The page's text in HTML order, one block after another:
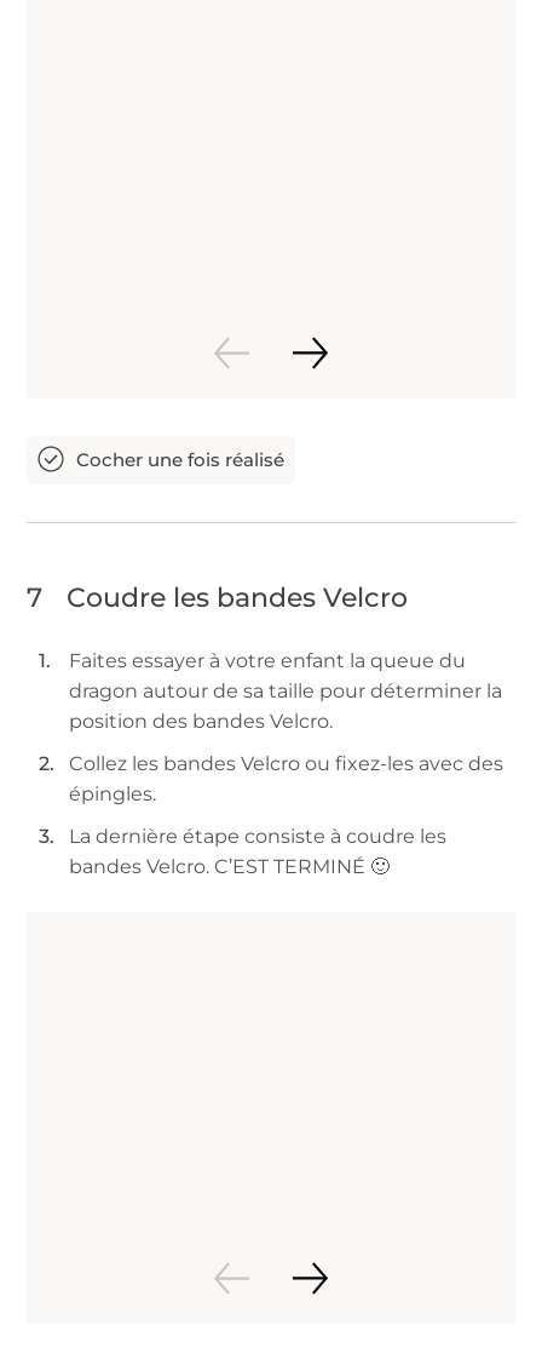
7 Coudre les bandes Velcro
Faites essayer à votre enfant la queue du
dragon autour de sa taille pour déterminer la
position des bandes Velcro.
Collez les bandes Velcro ou fixez-les avec des
épingles.
La dernière étape consiste à coudre les
bandes Velcro. C’EST TERMINÉ 🙂